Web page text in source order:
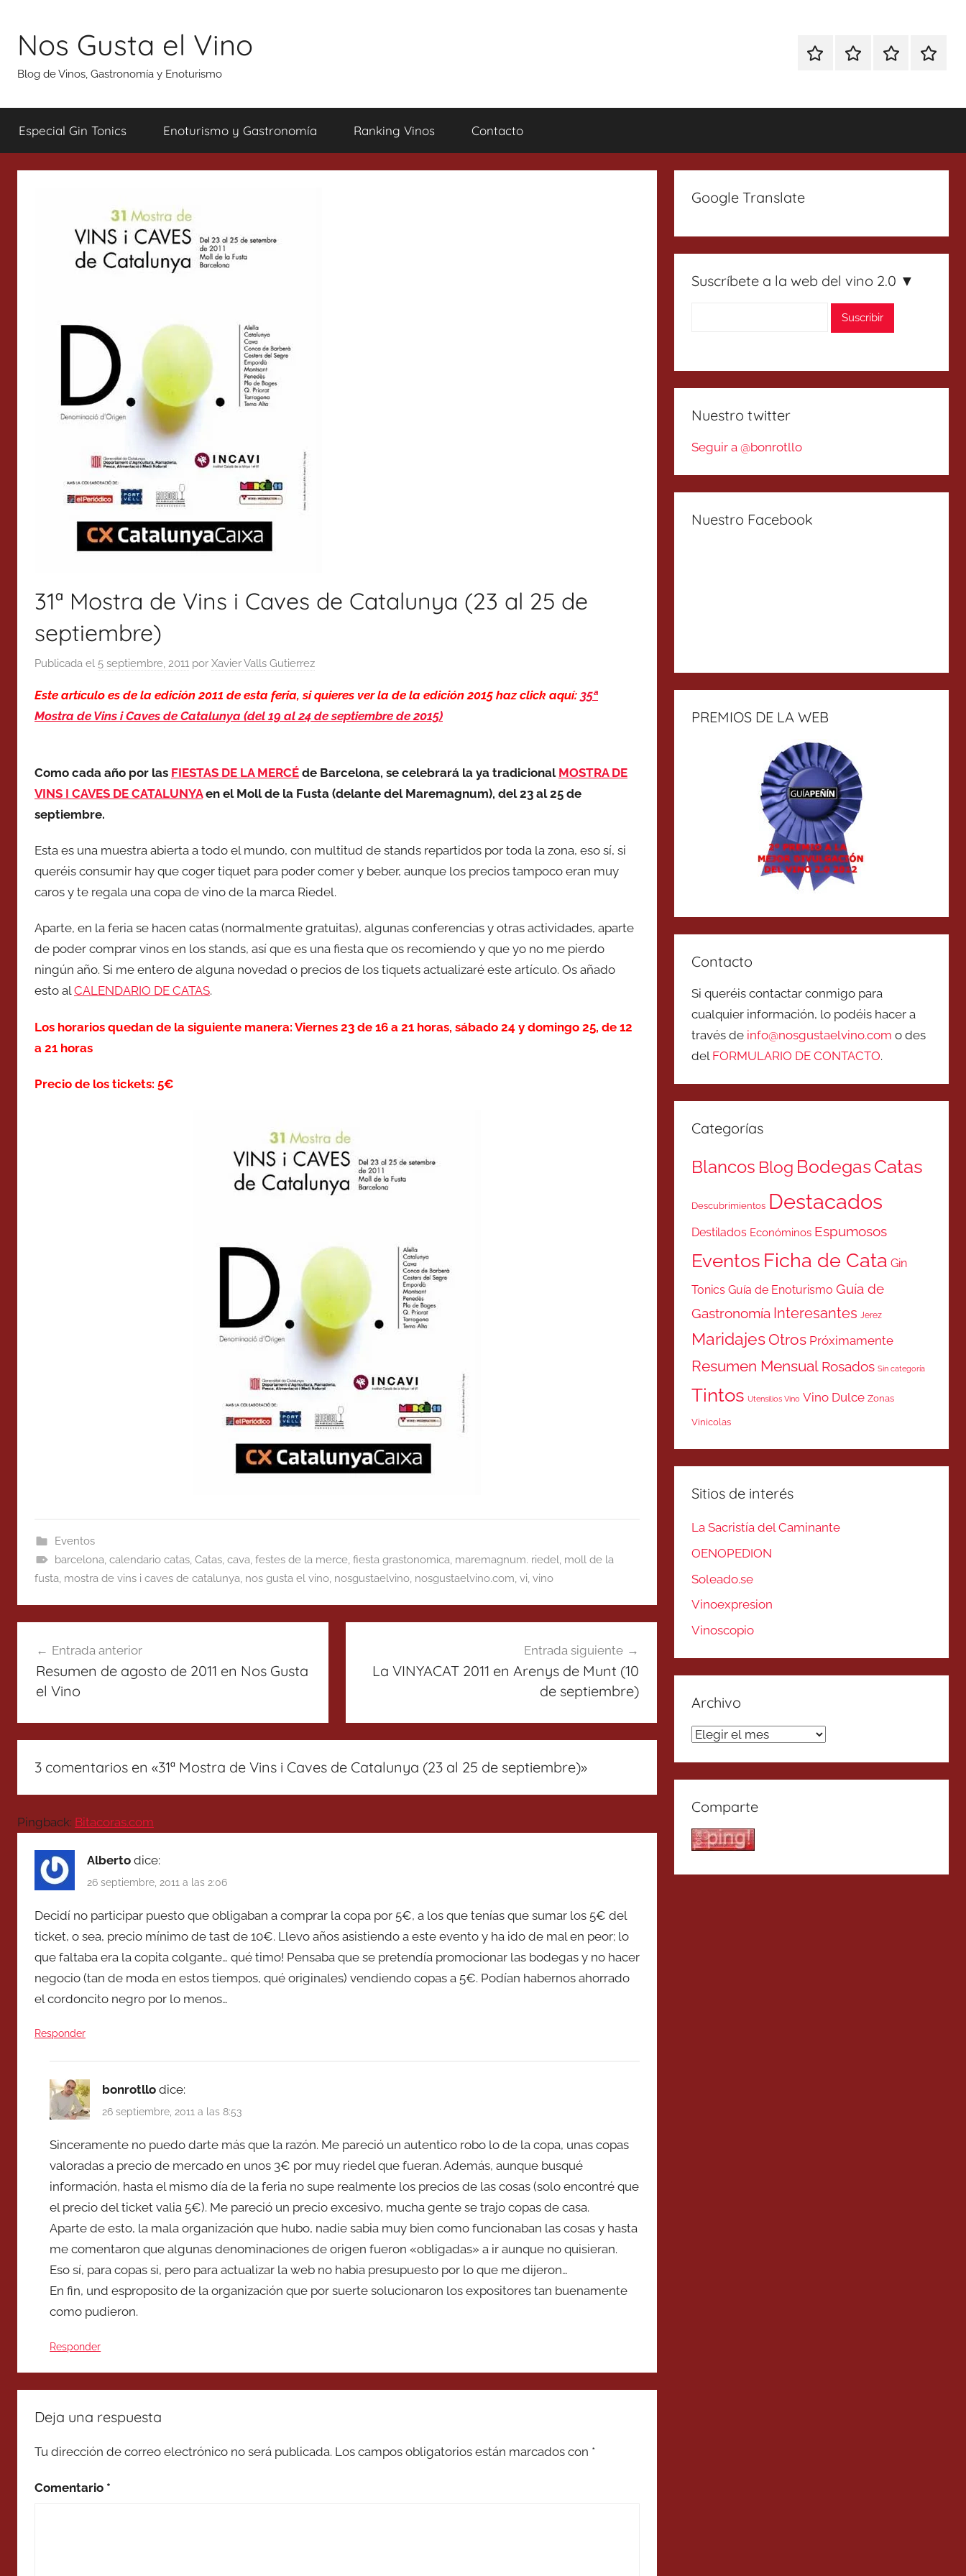
contenido
Nos Gusta el Vino
Blog de Vinos, Gastronomía y Enoturismo
EspecialEnoturismoRanking
Especial Gin Tonics Enoturismo y Gastronomía Ranking Vinos Contacto
31ª Mostra de Vins i Caves de Catalunya (23 al 25 de
septiembre)
Publicada el 5 septiembre, 2011 por Xavier Valls Gutierrez
Este artículo es de la edición 2011 de esta feria, si quieres ver la de la edición 2015 haz click aquí: 35ª
Mostra de Vins i Caves de Catalunya (del 19 al 24 de septiembre de 2015)
Como cada año por las FIESTAS DE LA MERCÉ de Barcelona, se celebrará la ya tradicional MOSTRA DE
VINS I CAVES DE CATALUNYAen el Moll de la Fusta (delante del Maremagnum), del 23 al 25 de
septiembre.
Esta es una muestra abierta a todo el mundo, con multitud de stands repartidos por toda la zona, eso sí, si
queréis consumir hay que coger tiquet para poder comer y beber, aunque los precios tampoco eran muy
caros y te regala una copa de vino de la marca Riedel.
Aparte, en la feria se hacen catas (normalmente gratuitas), algunas conferencias y otras actividades, aparte
de poder comprar vinos en los stands, así que es una fiesta que os recomiendo y que yo no me pierdo
ningún año. Si me entero de alguna novedad o precios de los tiquets actualizaré este artículo. Os añado
esto alCALENDARIO DE CATAS.
Los horarios quedan de la siguiente manera: Viernes 23 de 16 a 21 horas, sábado 24 y domingo 25, de 12
a 21 horas
Precio de los tickets: 5€
Eventos
barcelona calendario catas, Catas, cava festes de la merce, fiesta grastonomica maremagnum. riedel moll de la
fusta mostra de vins i caves de catalunya nos gusta el vino nosgustaelvino nosgustaelvino.com vi vino
de
entradas
Entrada anterior
Resumen de agosto de 2011 en Nos Gusta
el Vino
Entrada siguiente
La VINYACAT 2011 en Arenys de Munt (10
de septiembre)
3 comentarios en «31ª Mostra de Vins i Caves de Catalunya (23 al 25 de septiembre)»
Pingback: Bitacoras.com
Alberto dice:
26 septiembre, 2011 a las 2:06
Decidí no participar puesto que obligaban a comprar la copa por 5€, a los que tenías que sumar los 5€ del
ticket, o sea, precio mínimo de tast de 10€. Llevo años asistiendo a este evento y ha ido de mal en peor; lo
que faltaba era la copita colgante… qué timo! Pensaba que se pretendía promocionar las bodegas y no hacer
negocio (tan de moda en estos tiempos, qué originales) vendiendo copas a 5€. Podían habernos ahorrado
el cordoncito negro por lo menos…
Responder
bonrotllo dice:
26 septiembre, 2011 a las 8:53
Sinceramente no puedo darte más que la razón. Me pareció un autentico robo lo de la copa, unas copas
valoradas a precio de mercado en unos 3€ por muy riedel que fueran. Además, aunque busqué
información, hasta el mismo día de la feria no supe realmente los precios de las cosas (solo encontré que
el precio del ticket valia 5€). Me pareció un precio excesivo, mucha gente se trajo copas de casa.
Aparte de esto, la mala organización que hubo, nadie sabia muy bien como funcionaban las cosas y hasta
me comentaron que algunas denominaciones de origen fueron «obligadas» a ir aunque no quisieran.
Eso sí, para copas si, pero para actualizar la web no habia presupuesto por lo que me dijeron…
En fin, und esproposito de la organización que por suerte solucionaron los expositores tan buenamente
como pudieron.
Responder
Deja una respuesta
Tu dirección de correo electrónico no será publicada. Los campos obligatorios están marcados con *
Comentario *
Google Translate
Suscríbete a la web del vino 2.0 ▼
Nuestro twitter
Seguir a @bonrotllo
Nuestro Facebook
PREMIOS DE LA WEB
Contacto
Si queréis contactar conmigo para
cualquier información, lo podéis hacer a
través de info@nosgustaelvino.com o des
del FORMULARIO DE CONTACTO.
Categorías
Blancos Blog BodegasCatas
Descubrimientos Destacados
Destilados Económinos Espumosos
Eventos Ficha de Cata Gin
Tonics Guía de Enoturismo Guía de
Gastronomía Interesantes Jerez
MaridajesOtros Próximamente
Resumen Mensual Rosados Sin categoría
Tintos Utensilios Vino Vino Dulce Zonas
Vinicolas
Sitios de interés
La Sacristía del Caminante
OENOPEDION
Soleado.se
Vinoexpresion
Vinoscopio
Archivo
Archivo
Comparte